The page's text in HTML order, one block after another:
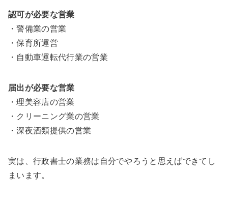
認可が必要な営業
・警備業の営業
・保育所運営
・自動車運転代行業の営業
届出が必要な営業
・理美容店の営業
・クリーニング業の営業
・深夜酒類提供の営業
実は、行政書士の業務は自分でやろうと思えばできてし
まいます。